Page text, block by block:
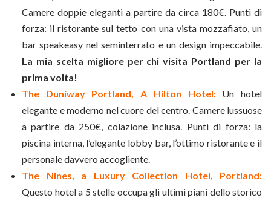
Camere doppie eleganti a partire da circa 180€. Punti di
forza: il ristorante sul tetto con una vista mozzafiato, un
bar speakeasy nel seminterrato e un design impeccabile.
La mia scelta migliore per chi visita Portland per la
prima volta!
The Duniway Portland, A Hilton Hotel:Un hotel
elegante e moderno nel cuore del centro. Camere lussuose
a partire da 250€, colazione inclusa. Punti di forza: la
piscina interna, l’elegante lobby bar, l’ottimo ristorante e il
personale davvero accogliente.
The Nines, a Luxury Collection Hotel, Portland:
Questo hotel a 5 stelle occupa gli ultimi piani dello storico